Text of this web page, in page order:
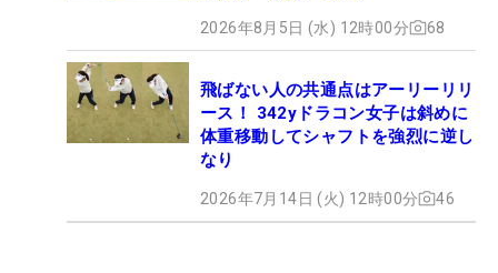
2026年8月5日 (水) 12時00分 68
飛ばない人の共通点はアーリーリリ
ース！ 342yドラコン女子は斜めに
体重移動してシャフトを強烈に逆し
なり
2026年7月14日 (火) 12時00分 46